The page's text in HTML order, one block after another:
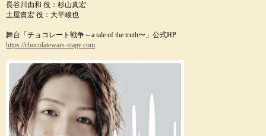
長谷川由和 役：杉山真宏
土屋貴宏 役：大平峻也
舞台「チョコレート戦争～a tale of the truth〜」公式HP
https://chocolatewars-stage.com